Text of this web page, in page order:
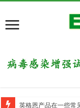
英格恩产品在一些常
目前国内有哪些好的